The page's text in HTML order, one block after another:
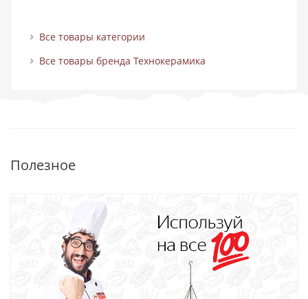
Все товары категории
Все товары бренда Технокерамика
Полезное